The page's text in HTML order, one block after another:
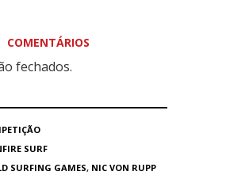
COMENTÁRIOS
fechados.
SURF
SURFING GAMES, NIC VON RUPP